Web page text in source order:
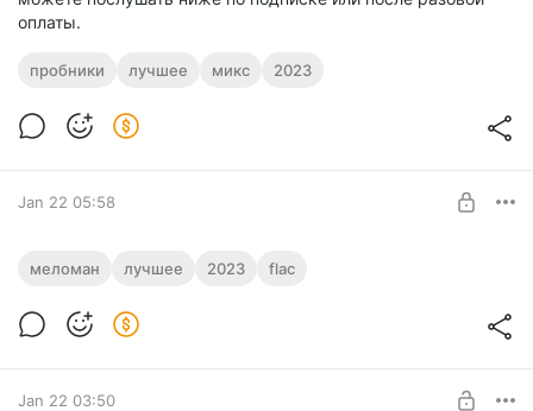
оплаты.
пробники лучшее микс 2023
Jan 22 05:58
BUT I GO! / Serpeimusic 2023 / best + flac
меломан лучшее 2023 flac
Jan 22 03:50